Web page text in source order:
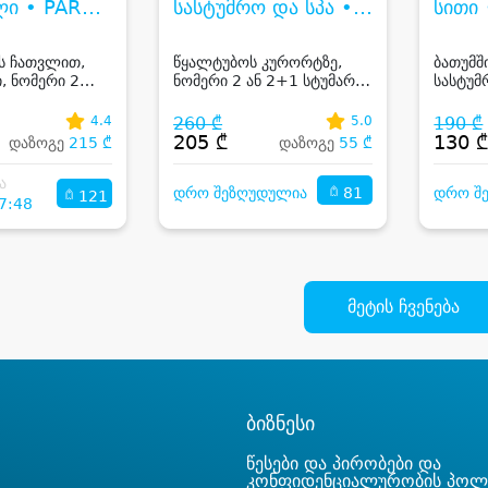
• PARK
ჩათვლით,
ნომერი 2
და
4.4
დაზოგე 215 ₾
121
სასტუმრო და სპა •
HOTEL & SPA
წყალტუბოს კურორტზე,
ნომერი 2 ან 2+1 სტუმარზე
საუნით
260 ₾
205 ₾
5.0
დაზოგე 55 ₾
დრო შეზღუდულია 81
სითი
მთის
ხედებით
190 ₾
130 ₾
დრო
მეტის ჩვენება
ბიზნესი
წესები და პირობები და
კონფიდენციალურობის